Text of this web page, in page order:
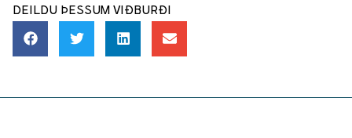
DEILDU ÞESSUM VIÐBURÐI